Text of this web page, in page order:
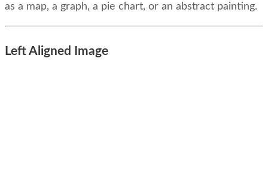
as a map, a graph, a pie chart, or an abstract painting.
Left Aligned Image